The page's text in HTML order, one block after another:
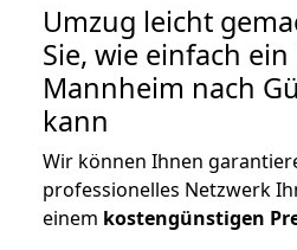
Umzug leicht
Sie, wie einfach
Mannheim nach
kann
Wir können Ihnen
professionelles Netzwerk
einem kostengünstigen